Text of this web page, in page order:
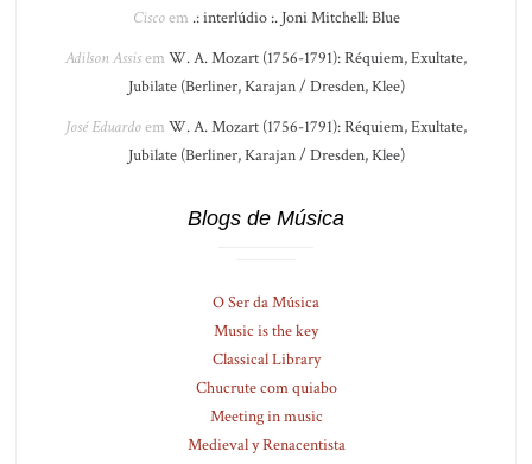
Ciscoem .: interlúdio :. Joni Mitchell: Blue
Adilson Assisem W. A. Mozart (1756-1791): Réquiem, Exultate,
Jubilate (Berliner, Karajan / Dresden, Klee)
José Eduardoem W. A. Mozart (1756-1791): Réquiem, Exultate,
Jubilate (Berliner, Karajan / Dresden, Klee)
Blogs de Música
O Ser da Música
Music is the key
Classical Library
Chucrute com quiabo
Meeting in music
Medieval y Renacentista